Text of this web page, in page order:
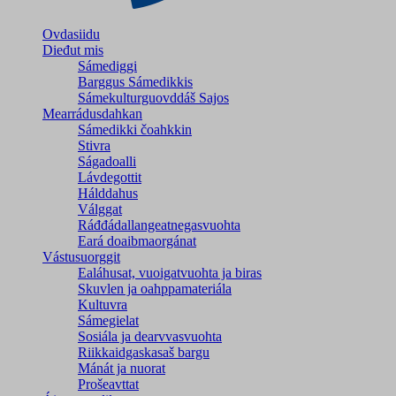
Ovdasiidu
Dieđut mis
Sámediggi
Barggus Sámedikkis
Sámekulturguovddáš Sajos
Mearrádusdahkan
Sámedikki čoahkkin
Stivra
Ságadoalli
Lávdegottit
Hálddahus
Válggat
Ráđđádallangeatnegas­vuohta
Eará doaibmaorgánat
Vástusuorggit
Ealáhusat, vuoigatvuohta ja biras
Skuvlen ja oahppamateriála
Kultuvra
Sámegielat
Sosiála ja dearvvasvuohta
Riikkaidgaskasaš bargu
Mánát ja nuorat
Prošeavttat